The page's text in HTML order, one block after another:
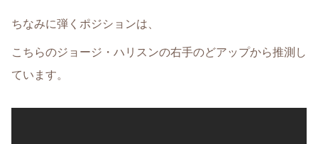
ちなみに弾くポジションは、
こちらのジョージ・ハリスンの右手のどアップから推測し
ています。